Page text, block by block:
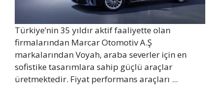
Türkiye’nin 35 yıldır aktif faaliyette olan
firmalarından Marcar Otomotiv A.Ş
markalarından Voyah, araba severler için en
sofistike tasarımlara sahip güçlü araçlar
üretmektedir. Fiyat performans araçları ...